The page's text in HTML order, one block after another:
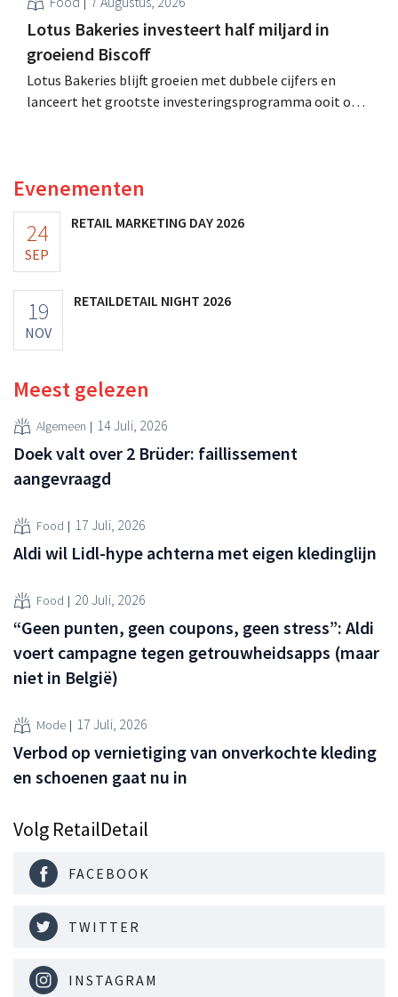
Lotus Bakeries investeert half miljard in
groeiend Biscoff
Lotus Bakeries blijft groeien met dubbele cijfers en
lanceert het grootste investeringsprogramma ooit om
Evenementen
24
SEP
RETAIL MARKETING DAY 2026
19
NOV
RETAILDETAIL NIGHT 2026
Meest gelezen
Algemeen 14 Juli, 2026
Doek valt over 2 Brüder: faillissement
aangevraagd
Food 17 Juli, 2026
Aldi wil Lidl-hype achterna met eigen kledinglijn
Food 20 Juli, 2026
“Geen punten, geen coupons, geen stress”: Aldi
voert campagne tegen getrouwheidsapps (maar
niet in België)
Mode 17 Juli, 2026
Verbod op vernietiging van onverkochte kleding
en schoenen gaat nu in
Volg RetailDetail
FACEBOOK
TWITTER
INSTAGRAM